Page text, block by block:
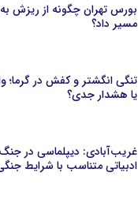
بورس تهران چگونه از ریزش
مسیر داد؟
تنگی انگشتر و کفش در
یا هشدار جدی؟
غریب‌آبادی: دیپلماسی در جنگ
ادبیاتی متناسب با شرایط